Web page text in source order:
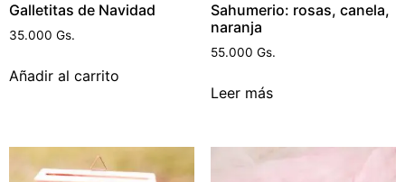
Galletitas de Navidad
35.000 Gs.
Añadir al carrito
Sahumerio: rosas, canela,
naranja
55.000 Gs.
Leer más